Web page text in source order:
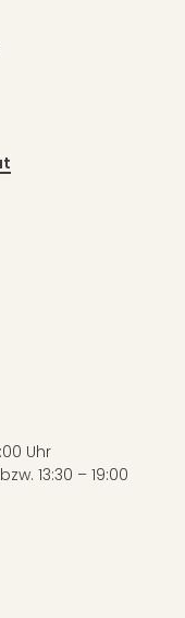
Uhr
13:30 – 19:00